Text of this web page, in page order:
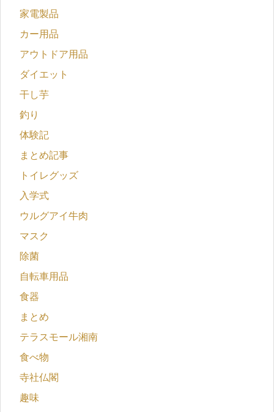
家電製品
カー用品
アウトドア用品
ダイエット
干し芋
釣り
体験記
まとめ記事
トイレグッズ
入学式
ウルグアイ牛肉
マスク
除菌
自転車用品
食器
まとめ
テラスモール湘南
食べ物
寺社仏閣
趣味